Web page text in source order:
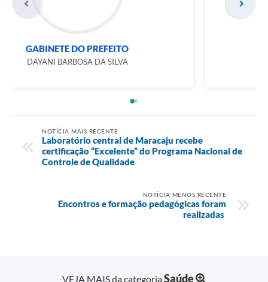
GABINETE DO PREFEITO
DAYANI BARBOSA DA SILVA
NOTÍCIA MAIS RECENTE
Laboratório central de Maracaju recebe
certificação “Excelente” do Programa Nacional de
Controle de Qualidade
NOTÍCIA MENOS RECENTE
Encontros e formação pedagógicas foram
realizadas
VEJA MAIS da categoriaSaúde